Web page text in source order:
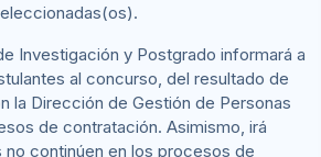
Investigación y Postgrado informará a
al concurso, del resultado de
la Dirección de Gestión de Personas
de contratación. Asimismo, irá
continúen en los procesos de